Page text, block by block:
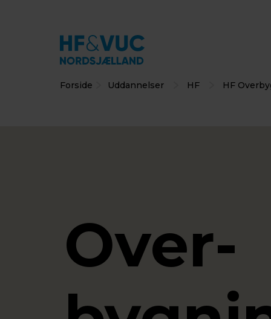
Forside Uddannelser HF HF
Over­